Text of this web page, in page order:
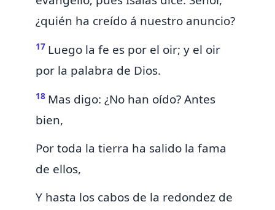
¿quién ha creído á nuestro anuncio?
17 Luego la fe es por el oir; y el oir
por la palabra de Dios.
18 Mas digo: ¿No han oído?Antes
bien,
Por toda la tierra ha salido la fama
de ellos,
Y hasta los cabos de la redondez de